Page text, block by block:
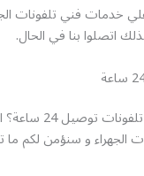
خدمات فني تلفونات
اتصلوا بنا في الحال.
هل تبحثون عن
الجهراء و سنؤمن لكم ما